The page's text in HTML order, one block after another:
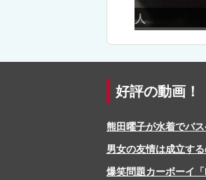
好評の動画！
熊田曜子が水着でバス
男女の友情は成立する
爆笑問題カーボーイ